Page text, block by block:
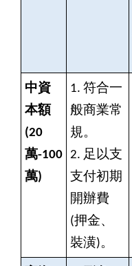
中資
本額
(20
萬-100
萬)
1. 符合一
般商業常
規。
2. 足以支
支付初期
開辦費
(押金、
裝潢)。